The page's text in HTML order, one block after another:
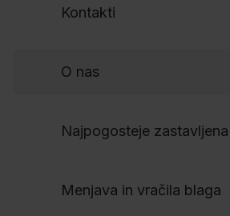
Kontakti
O nas
Najpogosteje
Menjava in vračila blaga